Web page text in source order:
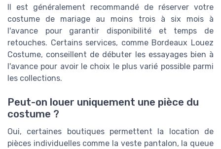
Il est généralement recommandé de réserver votre
costume de mariage au moins trois à six mois à
l'avance pour garantir disponibilité et temps de
retouches. Certains services, comme Bordeaux Louez
Costume, conseillent de débuter les essayages bien à
l'avance pour avoir le choix le plus varié possible parmi
les collections.
Peut-on louer uniquement une pièce du
costume ?
Oui, certaines boutiques permettent la location de
pièces individuelles comme la veste pantalon, la queue